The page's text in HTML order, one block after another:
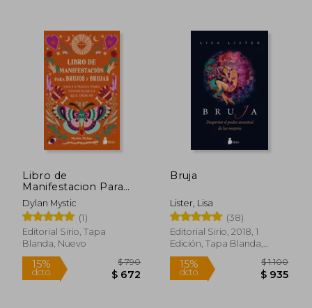
50%
dcto.
50%
dcto.
Libro de
Manifestacion Para
Brujos y Brujas
Dylan Mystic
(1)
Editorial Sirio, Tapa
Blanda, Nuevo
Bruja
Lister, Lisa
(38)
Editorial Sirio, 2018, 1
Edición, Tapa Blanda,
Nuevo